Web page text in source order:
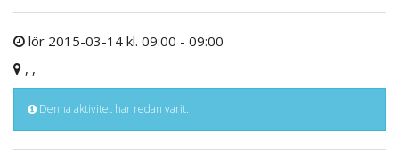
lör 2015-03-14 kl. 09:00 - 09:00
, ,
Denna aktivitet har redan varit.